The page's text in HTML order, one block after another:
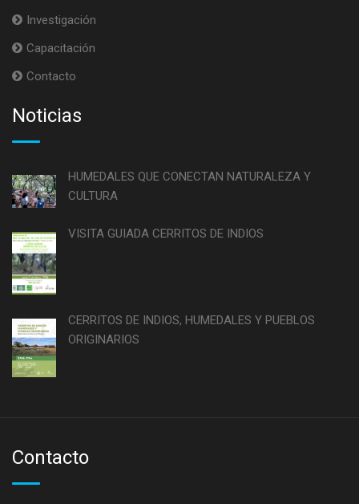
Investigación
Capacitación
Contacto
Noticias
HUMEDALES QUE CONECTAN NATURALEZA Y
CULTURA
VISITA GUIADA CERRITOS DE INDIOS
CERRITOS DE INDIOS, HUMEDALES Y PUEBLOS
ORIGINARIOS
Contacto